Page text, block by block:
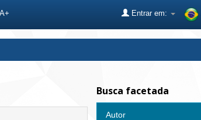
A+ Entrar em:
Busca facetada
Autor